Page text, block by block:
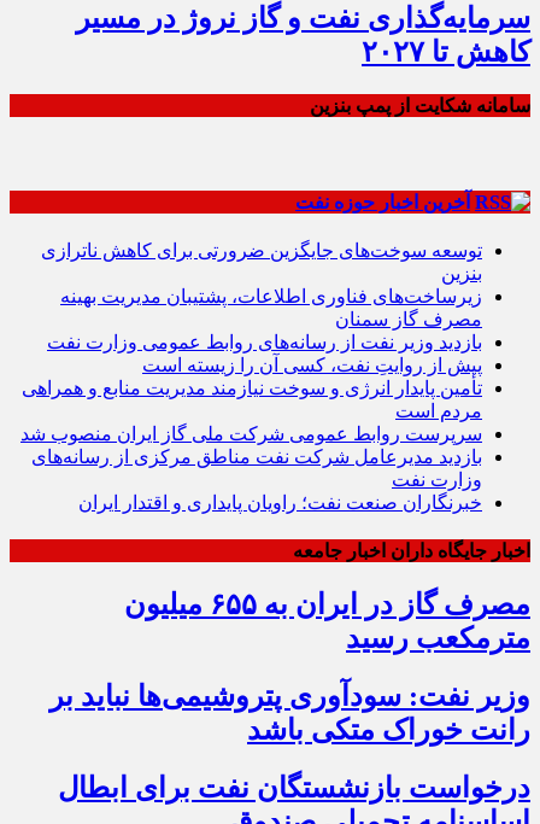
سرمایه‌گذاری نفت و گاز نروژ در مسیر
کاهش تا ۲۰۲۷
سامانه شکایت از پمپ بنزین
آخرین اخبار حوزه نفت
توسعه سوخت‌های جایگزین ضرورتی برای کاهش ناترازی
بنزین
زیرساخت‌های فناوری اطلاعات، پشتیبان مدیریت بهینه
مصرف گاز سمنان
بازدید وزیر نفت از رسانه‌های روابط عمومی وزارت نفت
پیش از روایتِ نفت، کسی آن را زیسته است
تأمین پایدار انرژی و سوخت نیازمند مدیریت منابع و همراهی
مردم است
سرپرست روابط عمومی شرکت ملی گاز ایران منصوب شد
بازدید مدیرعامل شرکت نفت مناطق مرکزی از رسانه‌های
وزارت نفت
خبرنگاران صنعت نفت؛ راویان پایداری و اقتدار ایران
اخبار جایگاه داران اخبار جامعه
مصرف گاز در ایران به ۶۵۵ میلیون
مترمکعب رسید
وزیر نفت: سودآوری پتروشیمی‌ها نباید بر
رانت خوراک متکی باشد
درخواست بازنشستگان نفت برای ابطال